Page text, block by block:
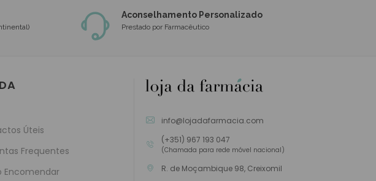
Aconselhamento Personalizado
Prestado por Farmacêutico
Úteis
Frequentes
Encomendar
info@lojadafarmacia.com
(+351) 967 193 047
(Chamada para rede móvel nacional)
R. de Moçambique 98, Creixomil